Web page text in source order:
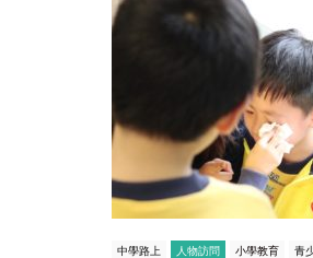
中學路上 人物訪問 小學教育 青